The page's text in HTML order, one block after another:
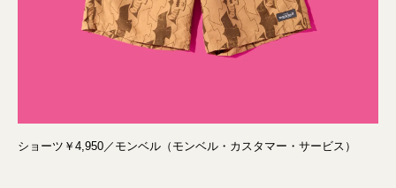
ショーツ￥4,950／モンベル（モンベル・カスタマー・サービス）